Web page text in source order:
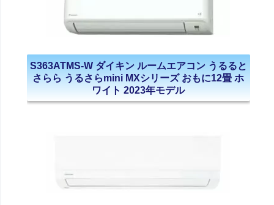
S363ATMS-W ダイキン ルームエアコン うるると
さらら うるさらmini MXシリーズ おもに12畳 ホ
ワイト 2023年モデル